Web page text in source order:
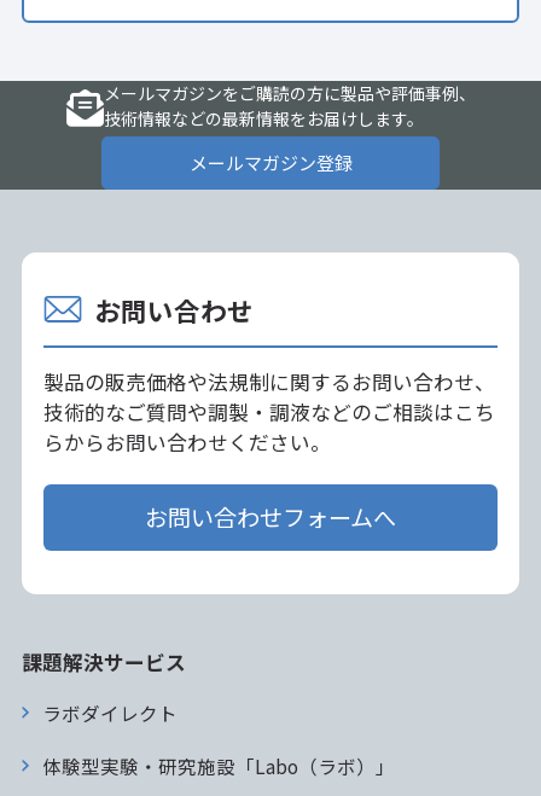
メールマガジンをご購読の方に製品や評価事例、
技術情報などの最新情報をお届けします。
メールマガジン登録
お問い合わせ
製品の販売価格や法規制に関するお問い合わせ、
技術的なご質問や調製・調液などのご相談はこち
らからお問い合わせください。
お問い合わせフォームへ
課題解決サービス
ラボダイレクト
体験型実験・研究施設「Labo（ラボ）」